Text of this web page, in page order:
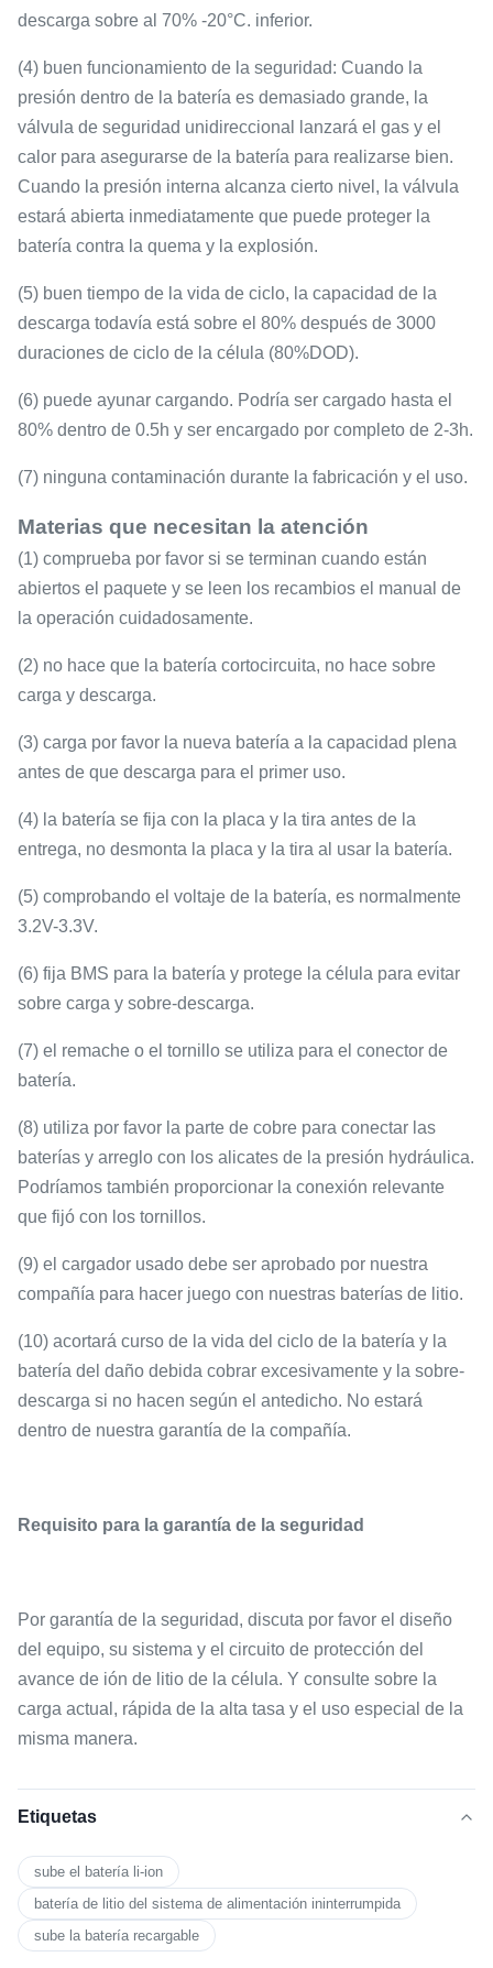
descarga sobre al 70% -20°C. inferior.
(4) buen funcionamiento de la seguridad: Cuando la
presión dentro de la batería es demasiado grande, la
válvula de seguridad unidireccional lanzará el gas y el
calor para asegurarse de la batería para realizarse bien.
Cuando la presión interna alcanza cierto nivel, la válvula
estará abierta inmediatamente que puede proteger la
batería contra la quema y la explosión.
(5) buen tiempo de la vida de ciclo, la capacidad de la
descarga todavía está sobre el 80% después de 3000
duraciones de ciclo de la célula (80%DOD).
(6) puede ayunar cargando. Podría ser cargado hasta el
80% dentro de 0.5h y ser encargado por completo de 2-3h.
(7) ninguna contaminación durante la fabricación y el uso.
Materias que necesitan la atención
(1) comprueba por favor si se terminan cuando están
abiertos el paquete y se leen los recambios el manual de
la operación cuidadosamente.
(2) no hace que la batería cortocircuita, no hace sobre
carga y descarga.
(3) carga por favor la nueva batería a la capacidad plena
antes de que descarga para el primer uso.
(4) la batería se fija con la placa y la tira antes de la
entrega, no desmonta la placa y la tira al usar la batería.
(5) comprobando el voltaje de la batería, es normalmente
3.2V-3.3V.
(6) fija BMS para la batería y protege la célula para evitar
sobre carga y sobre-descarga.
(7) el remache o el tornillo se utiliza para el conector de
batería.
(8) utiliza por favor la parte de cobre para conectar las
baterías y arreglo con los alicates de la presión hydráulica.
Podríamos también proporcionar la conexión relevante
que fijó con los tornillos.
(9) el cargador usado debe ser aprobado por nuestra
compañía para hacer juego con nuestras baterías de litio.
(10) acortará curso de la vida del ciclo de la batería y la
batería del daño debida cobrar excesivamente y la sobre-
descarga si no hacen según el antedicho. No estará
dentro de nuestra garantía de la compañía.
Requisito para la garantía de la seguridad
Por garantía de la seguridad, discuta por favor el diseño
del equipo, su sistema y el circuito de protección del
avance de ión de litio de la célula. Y consulte sobre la
carga actual, rápida de la alta tasa y el uso especial de la
misma manera.
Etiquetas
sube el batería li-ion
batería de litio del sistema de alimentación ininterrumpida
sube la batería recargable